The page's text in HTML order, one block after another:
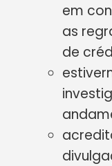
em
as
de